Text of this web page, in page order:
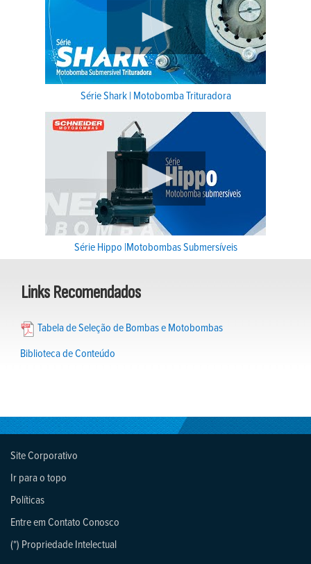
Série Shark | Motobomba Trituradora
Série Hippo |Motobombas Submersíveis
Links Recomendados
Tabela de Seleção de Bombas e Motobombas
Biblioteca de Conteúdo
Site Corporativo
Ir para o topo
Políticas
Entre em Contato Conosco
(*) Propriedade Intelectual